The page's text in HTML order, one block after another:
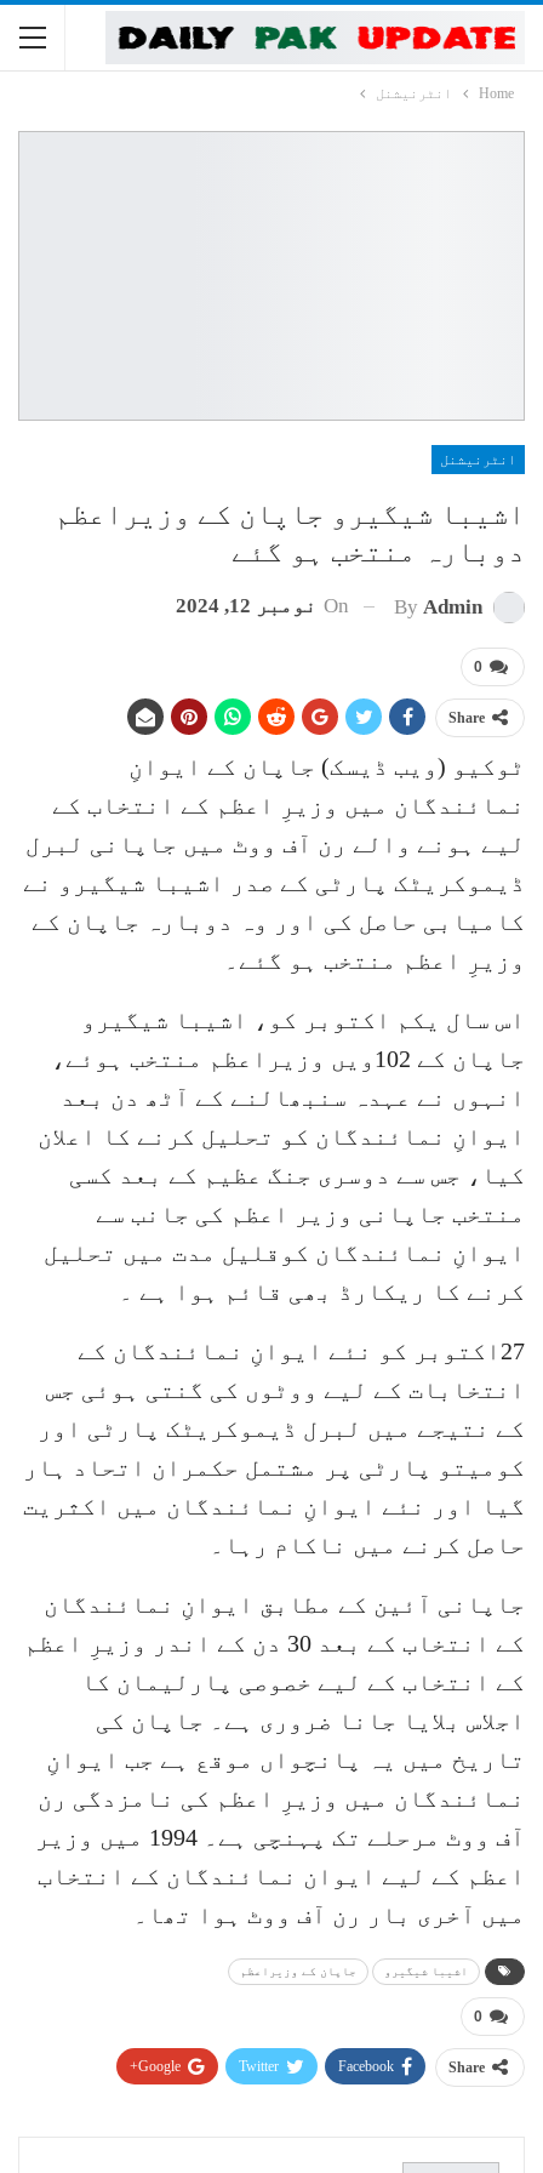
Home انٹرنیشنل
انٹرنیشنل
اشیبا شیگیرو جاپان کے وزیراعظم
دوبارہ منتخب ہو گئے
By Admin
On نومبر 12, 2024
0
Share
ٹوکیو (ویب ڈیسک) جاپان کے ایوانِ
نمائندگان میں وزیرِ اعظم کے انتخاب کے
لیے ہونے والے رن آف ووٹ میں جاپانی لبرل
ڈیموکریٹک پارٹی کے صدر اشیبا شیگیرو نے
کامیابی حاصل کی اور وہ دوبارہ جاپان کے
وزیرِ اعظم منتخب ہو گئے۔
اس سال یکم اکتوبر کو، اشیبا شیگیرو
جاپان کے 102ویں وزیراعظم منتخب ہوئے،
انہوں نے عہدہ سنبھالنے کے آٹھ دن بعد
ایوانِ نمائندگان کو تحلیل کرنے کا اعلان
کیا، جس سے دوسری جنگ عظیم کے بعد کسی
منتخب جاپانی وزیر اعظم کی جانب سے
ایوانِ نمائندگان کوقلیل مدت میں تحلیل
کرنے کا ریکارڈ بھی قائم ہوا ہے ۔
27اکتوبر کو نئے ایوانِ نمائندگان کے
انتخابات کے لیے ووٹوں کی گنتی ہوئی جس
کے نتیجے میں لبرل ڈیموکریٹک پارٹی اور
کومیتو پارٹی پر مشتمل حکمران اتحاد ہار
گیا اور نئے ایوانِ نمائندگان میں اکثریت
حاصل کرنے میں ناکام رہا۔
جاپانی آئین کے مطابق ایوانِ نمائندگان
کے انتخاب کے بعد 30 دن کے اندر وزیرِ اعظم
کے انتخاب کے لیے خصوصی پارلیمان کا
اجلاس بلایا جانا ضروری ہے۔ جاپان کی
تاریخ میں یہ پانچواں موقع ہے جب ایوانِ
نمائندگان میں وزیرِ اعظم کی نامزدگی رن
آف ووٹ مرحلے تک پہنچی ہے۔ 1994 میں وزیر
اعظم کے لیے ایوان نمائندگان کے انتخاب
میں آخری بار رن آف ووٹ ہوا تھا۔
اشیبا شیگیرو جاپان کے وزیراعظم
0
Share
Facebook
Twitter
Google+